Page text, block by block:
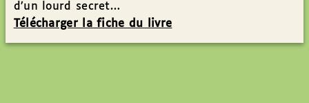
d’un lourd secret…
Télécharger la fiche du livre